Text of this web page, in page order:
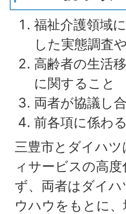
福祉介護領域
した実態調査
高齢者の生活
に関すること
両者が協議し
前各項に係わ
三豊市とダイハ
ィサービスの高
ず、両者はダイ
ウハウをもとに